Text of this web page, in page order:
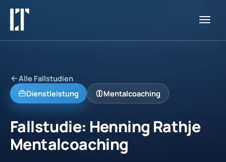
Fallstudien
Über uns
Kostenloses Beratungsgespräch
Alle Fallstudien
Dienstleistung
Mentalcoaching
Fallstudie: Henning Rathje
Mentalcoaching